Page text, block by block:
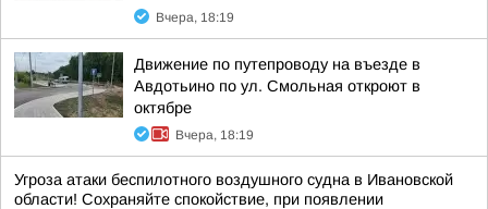
Вчера, 18:19
Движение по путепроводу на въезде в
Авдотьино по ул. Смольная откроют в
октябре
Вчера, 18:19
Угроза атаки беспилотного воздушного судна в Ивановской
области! Сохраняйте спокойствие, при появлении